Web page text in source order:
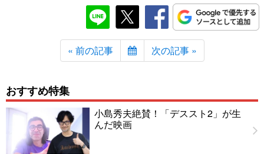
« 前の記事 次の記事 »
おすすめ特集
小島秀夫絶賛！「デススト2」が生
んだ映画